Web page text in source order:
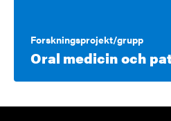
Forskningsprojekt/grupp
Oral medicin och